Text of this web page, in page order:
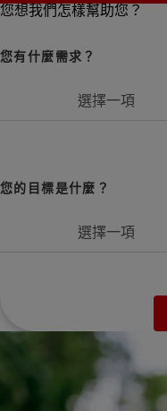
您想我們怎樣幫助您？
您有什麼需求？
選擇一項
您的目標是什麼？
選擇一項